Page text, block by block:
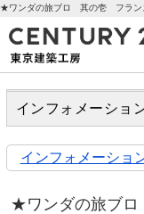
インフォメーショ
インフォメーショ
★ワンダの旅ブ